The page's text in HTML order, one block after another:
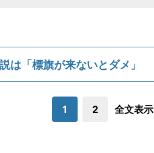
は「標旗が来ないとダメ」
1 2 全文表示